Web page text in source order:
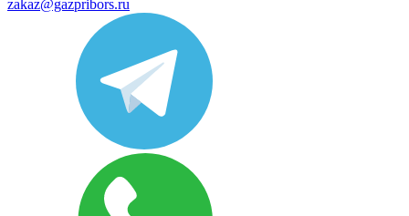
zakaz@gazpribors.ru